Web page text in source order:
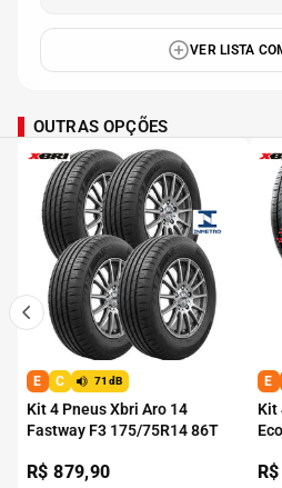
VER LISTA
OUTRAS OPÇÕES
E C 71dB
Kit 4 Pneus Xbri Aro 14
Fastway F3 175/75R14 86T
R$879,90
E
Kit